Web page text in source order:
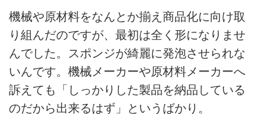
機械や原材料をなんとか揃え商品化に向け取
り組んだのですが、最初は全く形になりませ
んでした。スポンジが綺麗に発泡させられな
いんです。機械メーカーや原材料メーカーへ
訴えても「しっかりした製品を納品している
のだから出来るはず」というばかり。